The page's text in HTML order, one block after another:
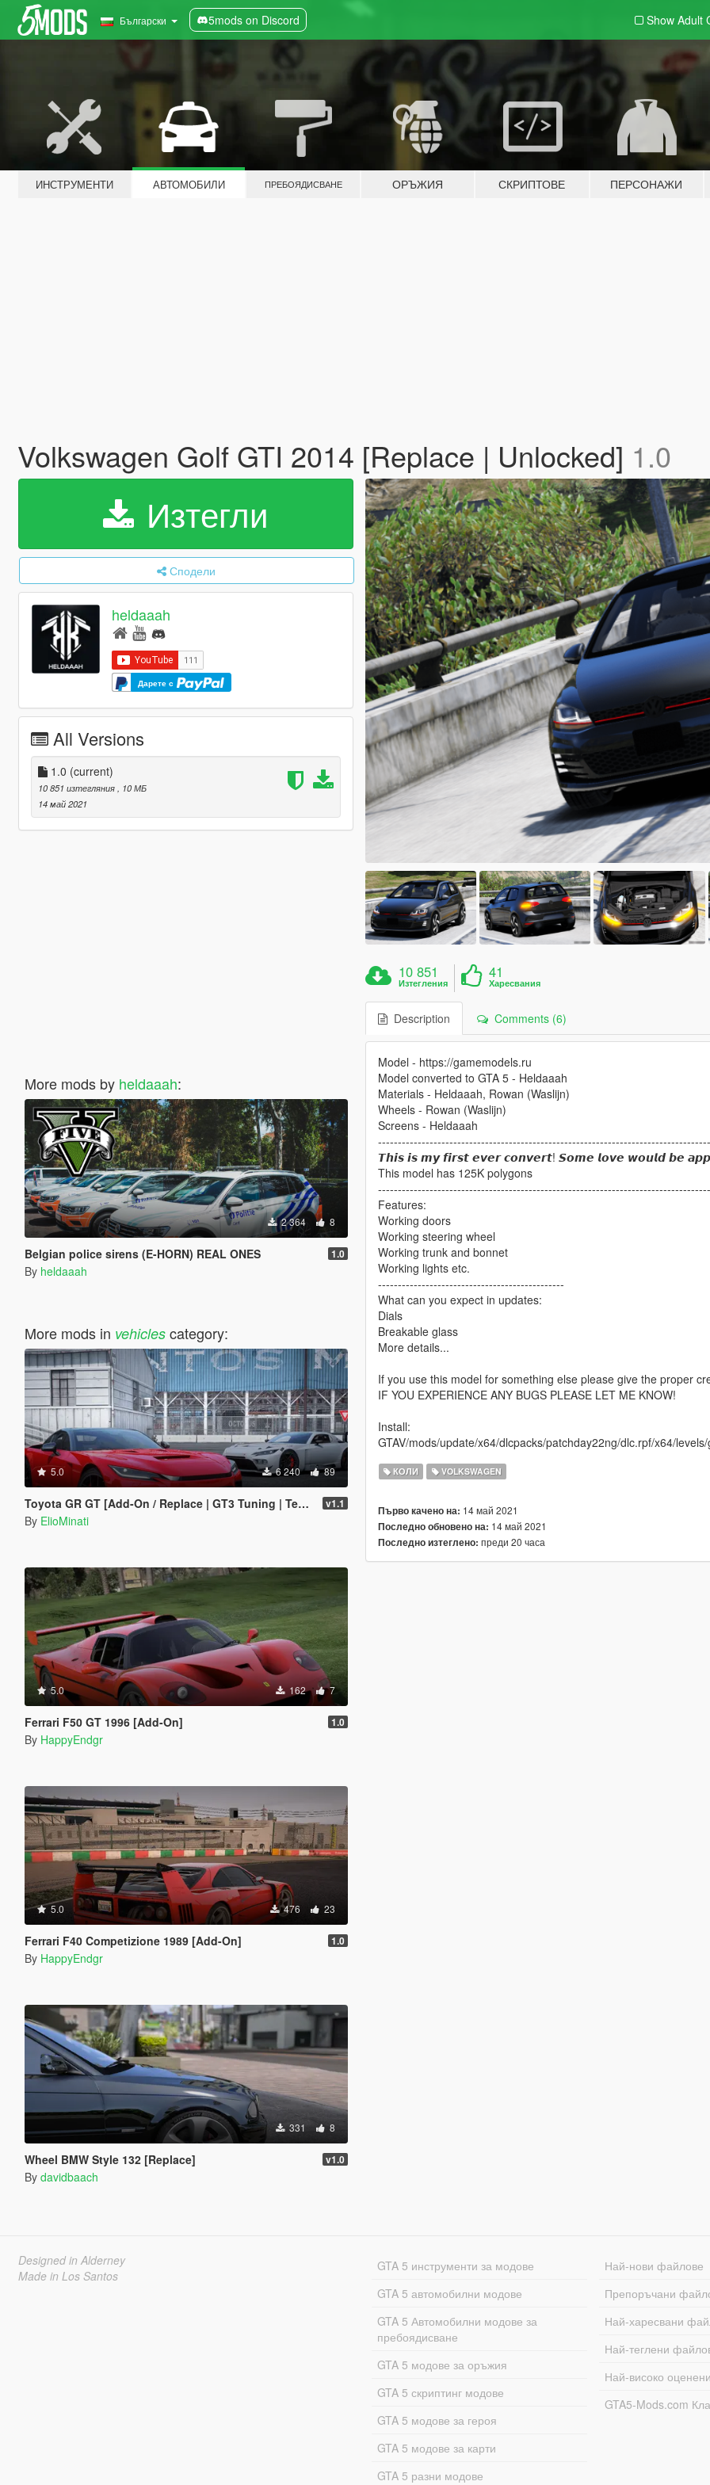
Български 5mods on Discord Show Adult
ИНСТРУМЕНТИ АВТОМОБИЛИ ПРЕБОЯДИСВАНЕ ОРЪЖИЯ СКРИПТОВЕ ПЕРСОНАЖИ
Volkswagen Golf GTI 2014 [Replace | Unlocked] 1.0
Изтегли
Сподели
heldaaah
Дарете с
All Versions
1.0 (current)
10 851 изтегляния
, 10 МБ
14 май 2021
More mods by heldaaah:
2 364 8
Belgian police sirens (E-HORN) REAL ONES 1.0
By heldaaah
More mods in vehiclescategory:
5.0 6 240 89
Toyota GR GT [Add-On / Replace | GT3 Tuning | Template | LODS] v1.1
By ElioMinati
5.0 162 7
Ferrari F50 GT 1996 [Add-On] 1.0
By HappyEndgr
5.0 476 23
Ferrari F40 Competizione 1989 [Add-On] 1.0
By HappyEndgr
331 8
Wheel BMW Style 132 [Replace] v1.0
By davidbaach
10 851
Изтегления
41
Харесвания
Description Comments (6)
Model - https://gamemodels.ru
Model converted to GTA 5 - Heldaaah
Materials - Heldaaah, Rowan (Waslijn)
Wheels - Rowan (Waslijn)
Screens - Heldaaah
𝙏𝙝𝙞𝙨 𝙞𝙨 𝙢𝙮 𝙛𝙞𝙧𝙨𝙩 𝙚𝙫𝙚𝙧 𝙘𝙤𝙣𝙫𝙚𝙧𝙩! 𝙎𝙤𝙢𝙚 𝙡𝙤𝙫𝙚 𝙬𝙤𝙪𝙡𝙙 𝙗𝙚
This model has 125K polygons
Features:
Working doors
Working steering wheel
Working trunk and bonnet
Working lights etc.
-----------------------------------------------
What can you expect in updates:
Dials
Breakable glass
More details...
If you use this model for something else please give the proper
IF YOU EXPERIENCE ANY BUGS PLEASE LET ME KNOW!
Install:
GTAV/mods/update/x64/dlcpacks/patchday22ng/dlc.rpf/x64/
КОЛИ VOLKSWAGEN
Първо качено на: 14 май 2021
Последно обновено на: 14 май 2021
Последно изтеглено: преди 20 часа
Designed in Alderney
Made in Los Santos
GTA 5 инструменти за модове
GTA 5 автомобилни модове
GTA 5 Автомобилни модове за
пребоядисване
GTA 5 модове за оръжия
GTA 5 скриптинг модове
GTA 5 модове за героя
GTA 5 модове за карти
GTA 5 разни модове
Най-нови файлове
Препоръчани
Най-харесвани
Най-теглени
Най-високо
GTA5-Mods.com